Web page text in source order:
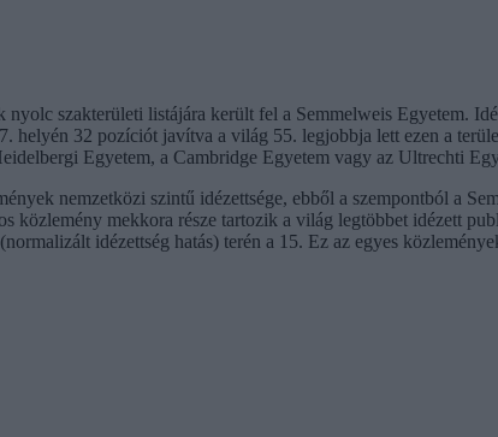
szakterületi listájára került fel a Semmelweis Egyetem.
helyén 32 pozíciót javítva a világ 55. legjobbja lett ezen a
Egyetem, a Cambridge Egyetem vagy az Ultrechti
nemzetközi szintű idézettsége, ebből a szempontból a
közlemény mekkora része tartozik a világ legtöbbet idézett
idézettség hatás) terén a 15. Ez az egyes